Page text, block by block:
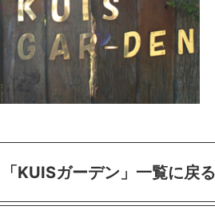
KUISガーデン」一覧に戻る